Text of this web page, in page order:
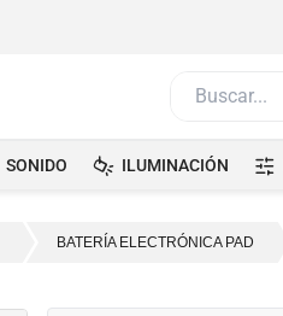
SONIDO ILUMINACIÓN
BATERÍA ELECTRÓNICA PAD